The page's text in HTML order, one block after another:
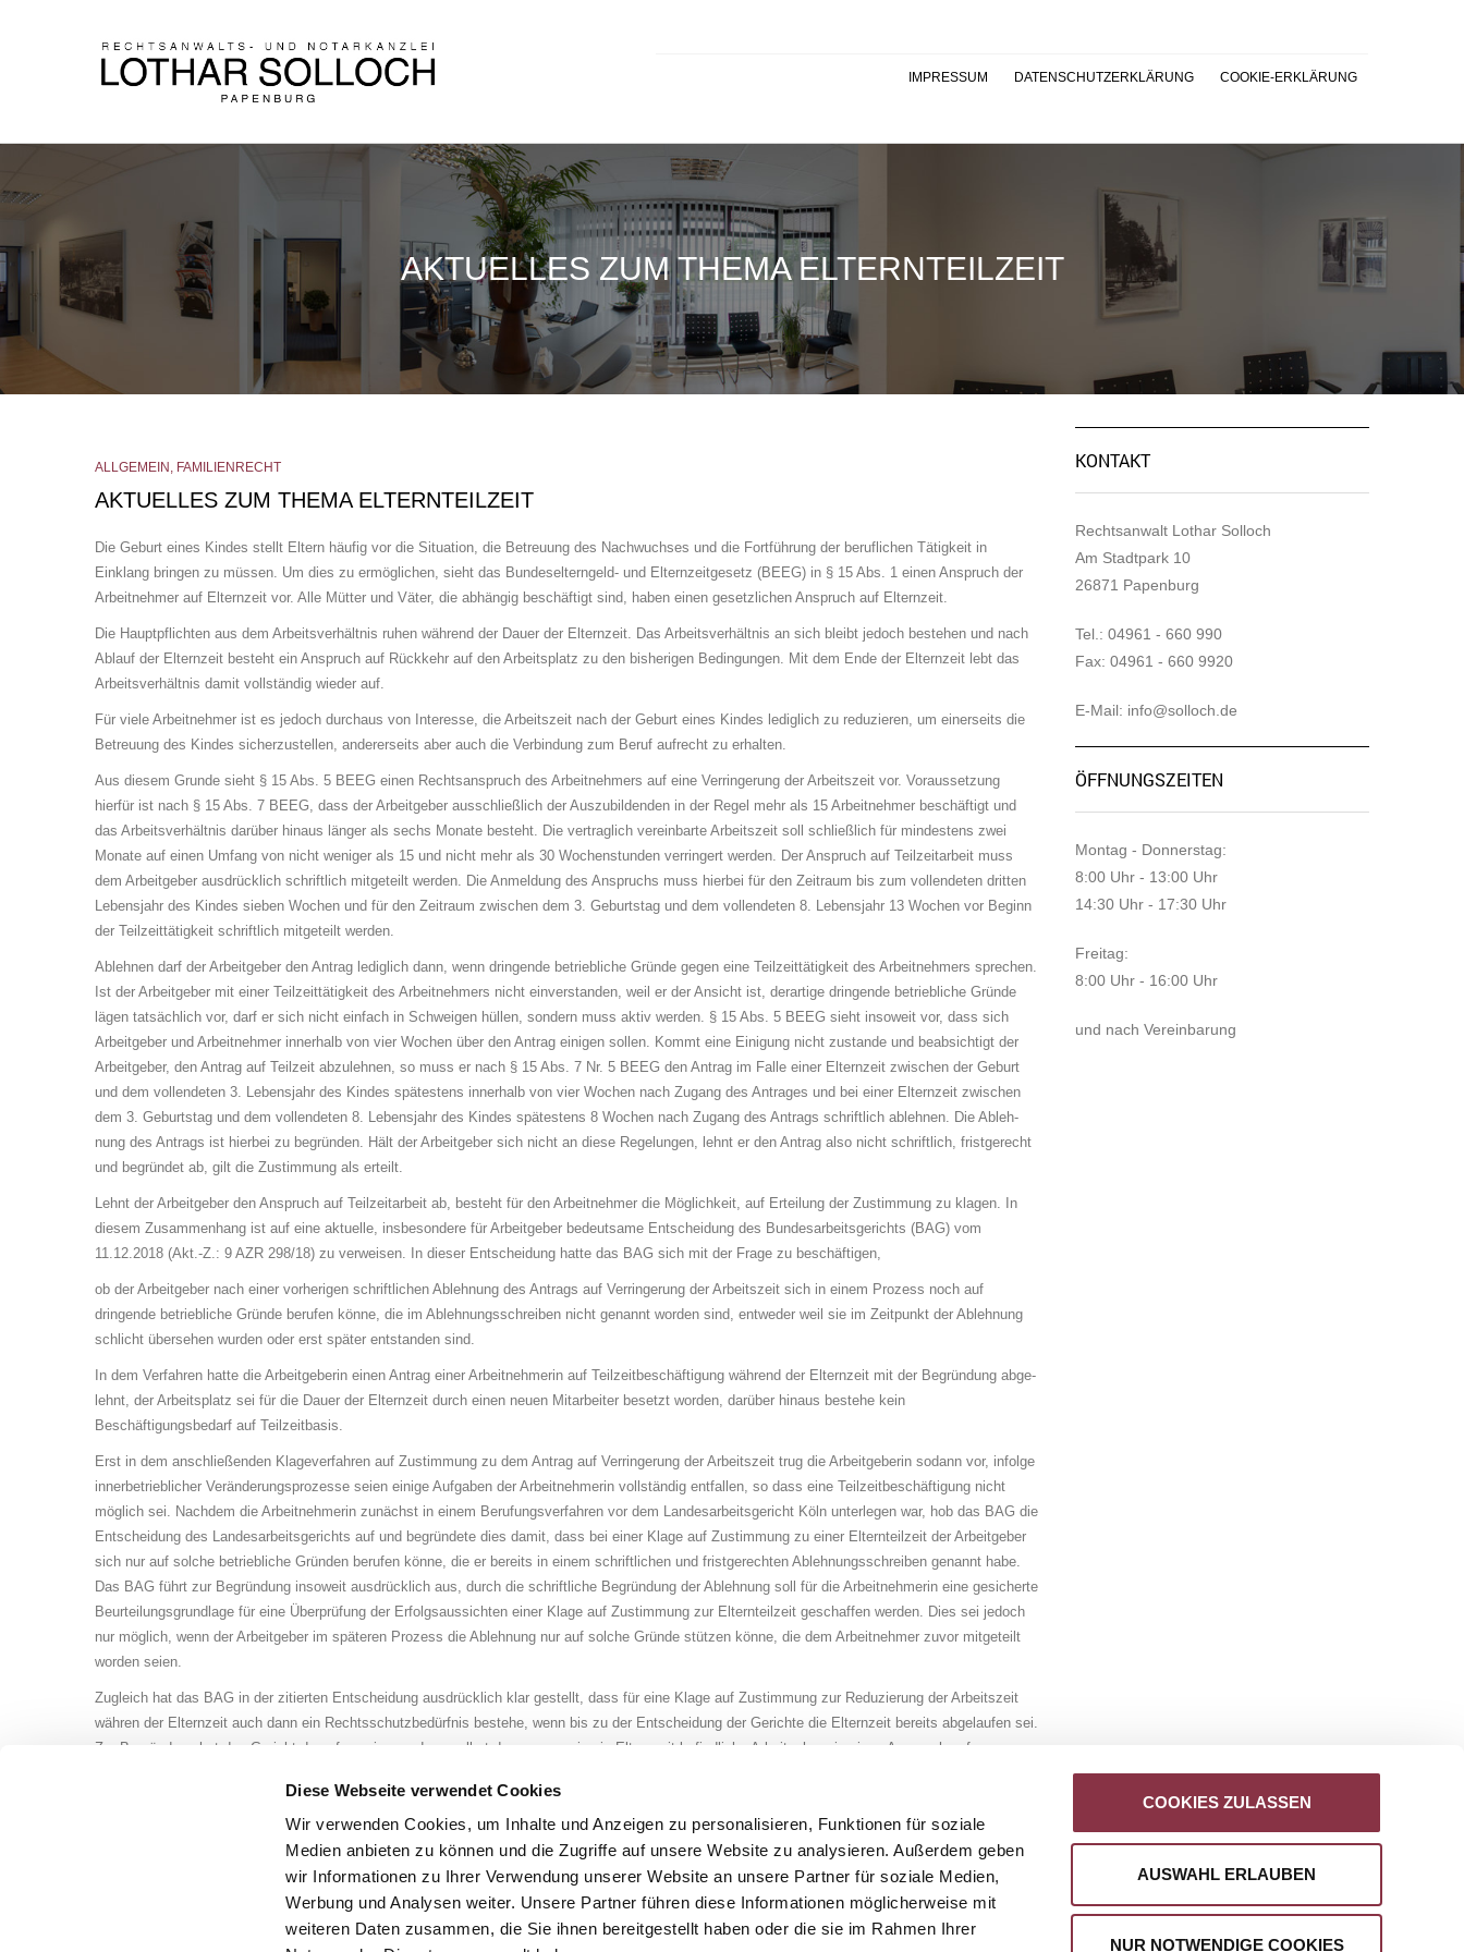
Diese Webseite verwendet Cookies
Wir verwenden Cookies, um Inhalte und Anzeigen zu personalisieren, Funktionen für soziale
Medien anbieten zu können und die Zugriffe auf unsere Website zu analysieren. Außerdem geben
wir Informationen zu Ihrer Verwendung unserer Website an unsere Partner für soziale Medien,
Werbung und Analysen weiter. Unsere Partner führen diese Informationen möglicherweise mit
weiteren Daten zusammen, die Sie ihnen bereitgestellt haben oder die sie im Rahmen Ihrer
COOKIES ZULASSEN
AUSWAHL ERLAUBEN
NUR NOTWENDIGE COOKIES
IMPRESSUM DATENSCHUTZERKLÄRUNG COOKIE-ERKLÄRUNG
AKTUELLES ZUM THEMA ELTERNTEILZEIT
ALLGEMEIN , FAMILIENRECHT
AKTUELLES ZUM THEMA ELTERNTEILZEIT
Die Geburt eines Kindes stellt Eltern häufig vor die Situation, die Be­treu­ung des Nach­wuch­ses und die Fortführung der beruflichen Tätigkeit in
Einklang brin­gen zu müssen. Um dies zu ermöglichen, sieht das Bundeselterngeld- und El­tern­zeit­ge­setz (BEEG) in § 15 Abs. 1 einen Anspruch der
Ar­beit­neh­mer auf Elternzeit vor. Alle Mütter und Väter, die abhängig be­schäf­tigt sind, haben einen gesetzlichen Anspruch auf El­tern­zeit.
Die Hauptpflichten aus dem Arbeitsverhältnis ruhen während der Dauer der Elternzeit. Das Arbeitsverhältnis an sich bleibt jedoch bestehen und nach
Ablauf der Elternzeit be­steht ein Anspruch auf Rückkehr auf den Arbeitsplatz zu den bisherigen Bedingungen. Mit dem Ende der Elternzeit lebt das
Arbeitsverhältnis damit vollständig wieder auf.
Für viele Arbeitnehmer ist es jedoch durchaus von Interesse, die Arbeitszeit nach der Ge­burt eines Kindes lediglich zu reduzieren, um einerseits die
Betreuung des Kindes si­cher­zu­stel­len, andererseits aber auch die Verbindung zum Beruf auf­recht zu er­hal­ten.
Aus diesem Grunde sieht § 15 Abs. 5 BEEG einen Rechtsanspruch des Arbeitnehmers auf eine Verringerung der Arbeitszeit vor. Voraussetzung
hierfür ist nach § 15 Abs. 7 BEEG, dass der Arbeitgeber ausschließlich der Auszubildenden in der Regel mehr als 15 Arbeitnehmer beschäftigt und
das Arbeitsverhältnis darüber hinaus länger als sechs Mo­na­te besteht. Die vertraglich vereinbarte Arbeitszeit soll schließ­lich für mindestens zwei
Monate auf einen Umfang von nicht weniger als 15 und nicht mehr als 30 Wo­chens­tun­den verringert werden. Der Anspruch auf Teilzeitarbeit muss
dem Arbeitgeber aus­drück­lich schriftlich mitgeteilt werden. Die An­mel­dung des Anspruchs muss hierbei für den Zeitraum bis zum vollendeten dritten
Le­bens­jahr des Kindes sieben Wochen und für den Zeitraum zwischen dem 3. Geburtstag und dem vollendeten 8. Lebensjahr 13 Wochen vor Beginn
der Teilzeittätigkeit schriftlich mit­ge­teilt werden.
Ablehnen darf der Arbeitgeber den Antrag lediglich dann, wenn dringende betriebliche Grün­de gegen eine Teilzeittätigkeit des Arbeitnehmers sprechen.
Ist der Arbeitgeber mit ei­ner Teilzeittätigkeit des Arbeitnehmers nicht einverstanden, weil er der Ansicht ist, der­ar­ti­ge dringende betriebliche Gründe
lägen tatsächlich vor, darf er sich nicht einfach in Schweigen hüllen, sondern muss aktiv werden. § 15 Abs. 5 BEEG sieht insoweit vor, dass sich
Arbeitgeber und Arbeitnehmer innerhalb von vier Wochen über den Antrag ei­ni­gen sollen. Kommt eine Einigung nicht zustande und be­ab­sich­tigt der
Arbeitgeber, den Antrag auf Teilzeit abzulehnen, so muss er nach § 15 Abs. 7 Nr. 5 BEEG den An­trag im Falle einer Elternzeit zwischen der Ge­burt
und dem vollendeten 3. Lebensjahr des Kindes spätestens innerhalb von vier Wo­chen nach Zugang des Antrages und bei ei­ner Elternzeit zwischen
dem 3. Geburtstag und dem vollendeten 8. Lebensjahr des Kin­des spätestens 8 Wochen nach Zu­gang des Antrags schriftlich ablehnen. Die Ab­leh­
nung des Antrags ist hierbei zu begründen. Hält der Arbeitgeber sich nicht an diese Re­ge­lun­gen, lehnt er den Antrag al­so nicht schriftlich, fristgerecht
und begründet ab, gilt die Zustimmung als erteilt.
Lehnt der Arbeitgeber den Anspruch auf Teilzeitarbeit ab, besteht für den Ar­beit­neh­mer die Möglichkeit, auf Erteilung der Zustimmung zu klagen. In
diesem Zu­sam­men­hang ist auf eine ak­tu­el­le, ins­be­son­de­re für Ar­beit­ge­ber bedeutsame Entscheidung des Bun­des­ar­beits­ge­richts (BAG) vom
11.12.2018 (Akt.-Z.: 9 AZR 298/18) zu verweisen. In dieser Ent­schei­dung hatte das BAG sich mit der Frage zu beschäftigen,
ob der Arbeitgeber nach einer vorherigen schrift­li­chen Ablehnung des Antrags auf Ver­rin­ge­rung der Arbeitszeit sich in einem Pro­zess noch auf
dringende betriebliche Grün­de berufen könne, die im Ab­leh­nungs­schrei­ben nicht genannt worden sind, ent­we­der weil sie im Zeitpunkt der Ablehnung
schlicht übersehen wurden oder erst spä­ter entstanden sind.
In dem Verfahren hatte die Arbeitgeberin einen Antrag einer Ar­beit­neh­me­rin auf Teil­zeit­be­schäf­ti­gung während der Elternzeit mit der Begründung ab­ge­
lehnt, der Ar­beits­platz sei für die Dauer der Elternzeit durch einen neuen Mit­ar­bei­ter besetzt wor­den, darüber hinaus bestehe kein
Beschäftigungsbedarf auf Teil­zeit­ba­sis.
Erst in dem anschließenden Klageverfahren auf Zustimmung zu dem Antrag auf Ver­rin­ge­rung der Arbeitszeit trug die Arbeitgeberin sodann vor, infolge
in­ner­be­trie­bli­cher Veränderungsprozesse seien einige Aufgaben der Arbeitnehmerin voll­stän­dig entfallen, so dass eine Teilzeitbeschäftigung nicht
möglich sei. Nachdem die Ar­beit­neh­me­rin zunächst in einem Berufungsverfahren vor dem Landesarbeitsgericht Köln unterlegen war, hob das BAG die
Entscheidung des Landesarbeitsgerichts auf und begründete dies damit, dass bei einer Klage auf Zustimmung zu ei­ner El­tern­teil­zeit der Arbeitgeber
sich nur auf solche betriebliche Grün­den be­ru­fen könne, die er bereits in einem schriftlichen und fristgerechten Ab­leh­nungs­schrei­ben genannt ha­be.
Das BAG führt zur Begründung insoweit ausdrücklich aus, durch die schrift­li­che Begründung der Ablehnung soll für die Arbeitnehmerin eine gesicherte
Be­ur­tei­lungs­grund­la­ge für eine Überprüfung der Er­folgs­aus­sich­ten einer Klage auf Zu­stim­mung zur El­tern­teil­zeit geschaffen werden. Dies sei jedoch
nur möglich, wenn der Ar­beit­ge­ber im späteren Prozess die Ab­leh­nung nur auf solche Gründe stützen kön­ne, die dem Arbeitnehmer zuvor mitgeteilt
wor­den seien.
Zugleich hat das BAG in der zitierten Entscheidung ausdrücklich klar gestellt, dass für eine Klage auf Zustimmung zur Reduzierung der Arbeitszeit
währen der El­tern­zeit auch dann ein Rechtsschutzbedürfnis bestehe, wenn bis zu der Entscheidung der Gerichte die Elternzeit bereits abgelaufen sei.
Zur Begründung hat das Gericht da­rauf verwiesen, dass selbst dann, wenn eine in Elternzeit befindliche Ar­beit­neh­me­rin einen Anspruch auf
könne. Insbesondere Arbeitgebern kann daher nur angeraten werden, mit dem Antrag ei­nes Arbeitnehmers auf Zustimmung zur Reduzierung der
Arbeitszeit nicht allzu sorg­los umzugehen. Will er einen entsprechenden Antrag des Arbeitnehmers ab­leh­nen, so muss die Ablehnung detailliert
vorbereitet und umfassend begründet wer­den. Sowohl Arbeitnehmern, als auch Arbeitgebern kann in diesem Zusammenhang nur zur Einholung eines
anwaltlichen Rates angeraten werden
KONTAKT
Rechtsanwalt Lothar Solloch
Am Stadtpark 10
26871 Papenburg
Tel.: 04961 - 660 990
Fax: 04961 - 660 9920
E-Mail: info@solloch.de
ÖFFNUNGSZEITEN
Montag - Donnerstag:
8:00 Uhr - 13:00 Uhr
14:30 Uhr - 17:30 Uhr
Freitag:
8:00 Uhr - 16:00 Uhr
und nach Vereinbarung